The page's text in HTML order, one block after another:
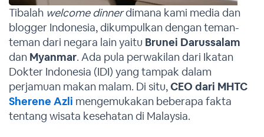
Tibalah welcome dinnerdimana kami media dan
blogger Indonesia, dikumpulkan dengan teman-
teman dari negara lain yaitu Brunei Darussalam
dan Myanmar. Ada pula perwakilan dari Ikatan
Dokter Indonesia (IDI) yang tampak dalam
perjamuan makan malam. Di situ,CEO dari MHTC
Sherene Azli mengemukakan beberapa fakta
tentang wisata kesehatan di Malaysia.